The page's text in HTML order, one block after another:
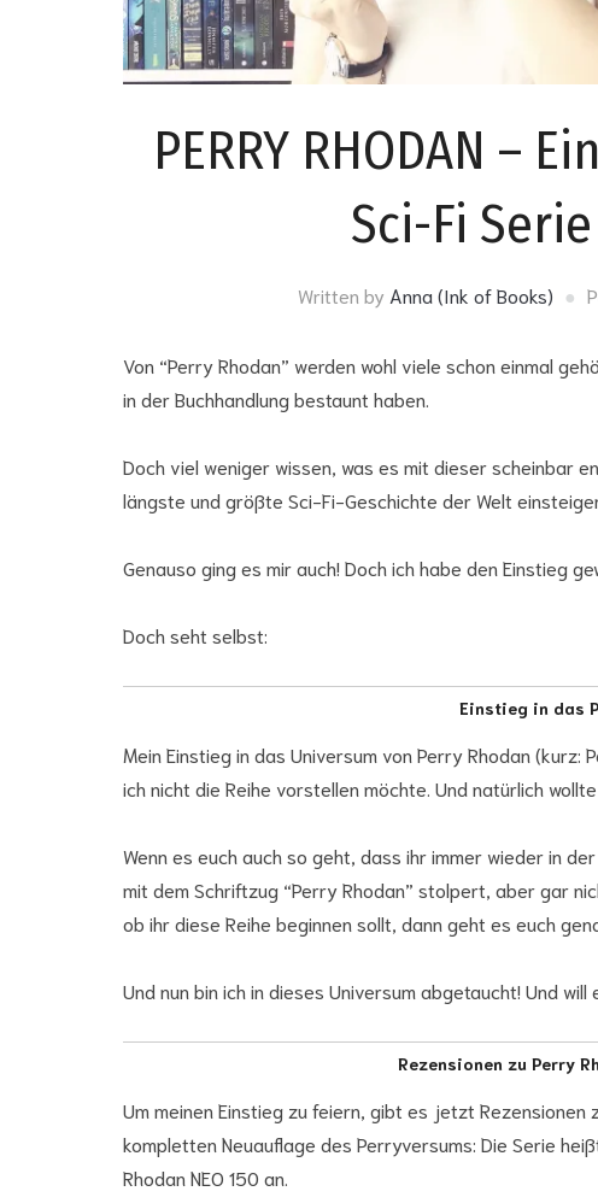
PERRY RHODAN –
Sci-Fi
Written by Anna (Ink of Books)
Von “Perry Rhodan” werden wohl viele schon einmal
in der Buchhandlung bestaunt haben.
Doch viel weniger wissen, was es mit dieser scheinbar
längste und größte Sci-Fi-Geschichte der Welt
Genauso ging es mir auch! Doch ich habe den Einstieg
Doch seht selbst:
Einstieg in das
Mein Einstieg in das Universum von Perry Rhodan
ich nicht die Reihe vorstellen möchte. Und natürlich wollte
Wenn es euch auch so geht, dass ihr immer wieder in
mit dem Schriftzug “Perry Rhodan” stolpert, aber gar
ob ihr diese Reihe beginnen sollt, dann geht es euch
Und nun bin ich in dieses Universum abgetaucht! Und
Rezensionen zu Perry
Um meinen Einstieg zu feiern, gibt es jetzt
kompletten Neuauflage des Perryversums: Die Serie
Rhodan NEO 150 an.